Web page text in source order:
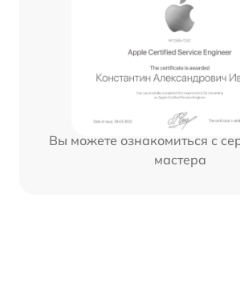
Вы можете ознакомиться с
мастера